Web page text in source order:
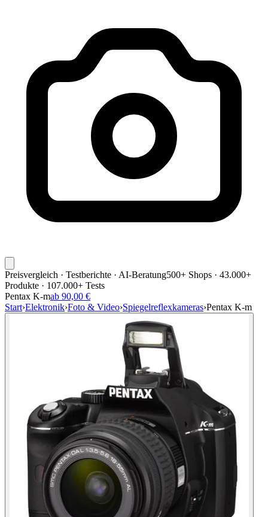
Preisvergleich · Testberichte · AI-Beratung500+ Shops · 43.000+
Produkte · 107.000+ Tests
Pentax K-mab 90,00 €
Start›Elektronik›Foto & Video›Spiegelreflexkameras›Pentax K-m